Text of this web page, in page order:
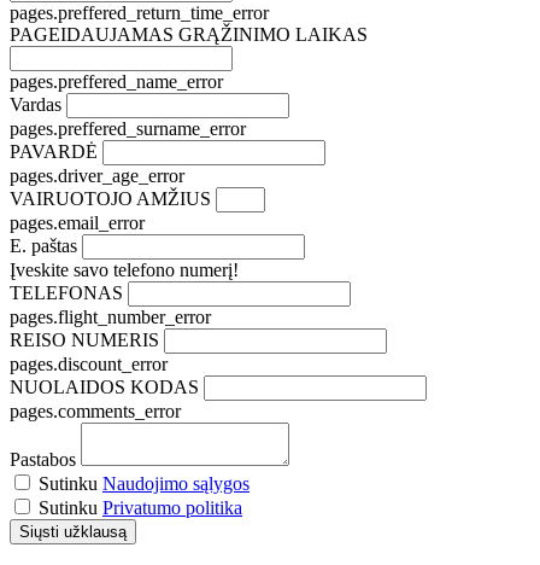
pages.preffered_return_time_error
PAGEIDAUJAMAS GRĄŽINIMO LAIKAS
pages.preffered_name_error
Vardas
pages.preffered_surname_error
PAVARDĖ
pages.driver_age_error
VAIRUOTOJO AMŽIUS
pages.email_error
E. paštas
Įveskite savo telefono numerį!
TELEFONAS
pages.flight_number_error
REISO NUMERIS
pages.discount_error
NUOLAIDOS KODAS
pages.comments_error
Pastabos
Sutinku Naudojimo sąlygos
Sutinku Privatumo politika